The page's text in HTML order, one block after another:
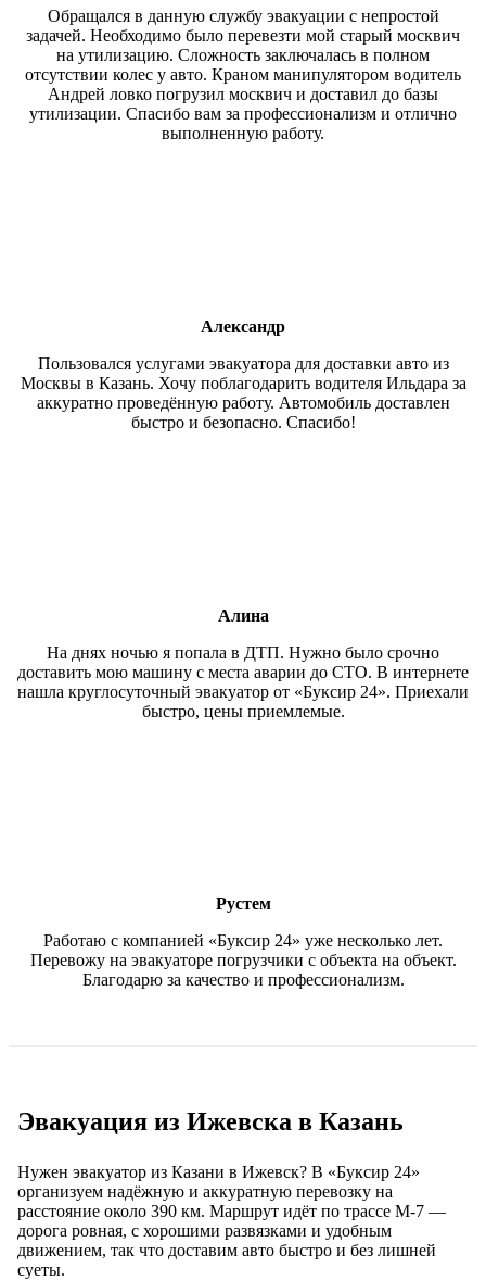
Обращался в данную службу эвакуации с непростой
задачей. Необходимо было перевезти мой старый москвич
на утилизацию. Сложность заключалась в полном
отсутствии колес у авто. Краном манипулятором водитель
Андрей ловко погрузил москвич и доставил до базы
утилизации. Спасибо вам за профессионализм и отлично
выполненную работу.
Александр
Пользовался услугами эвакуатора для доставки авто из
Москвы в Казань. Хочу поблагодарить водителя Ильдара за
аккуратно проведённую работу. Автомобиль доставлен
быстро и безопасно. Спасибо!
Алина
На днях ночью я попала в ДТП. Нужно было срочно
доставить мою машину с места аварии до СТО. В интернете
нашла круглосуточный эвакуатор от «Буксир 24». Приехали
быстро, цены приемлемые.
Рустем
Работаю с компанией «Буксир 24» уже несколько лет.
Перевожу на эвакуаторе погрузчики с объекта на объект.
Благодарю за качество и профессионализм.
Эвакуация из Ижевска в Казань
Нужен эвакуатор из Казани в Ижевск? В «Буксир 24»
организуем надёжную и аккуратную перевозку на
расстояние около 390 км. Маршрут идёт по трассе М-7 —
дорога ровная, с хорошими развязками и удобным
движением, так что доставим авто быстро и без лишней
суеты.